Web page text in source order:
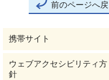
前のページへ戻
携帯サイト
ウェブアクセシビリティ方
針